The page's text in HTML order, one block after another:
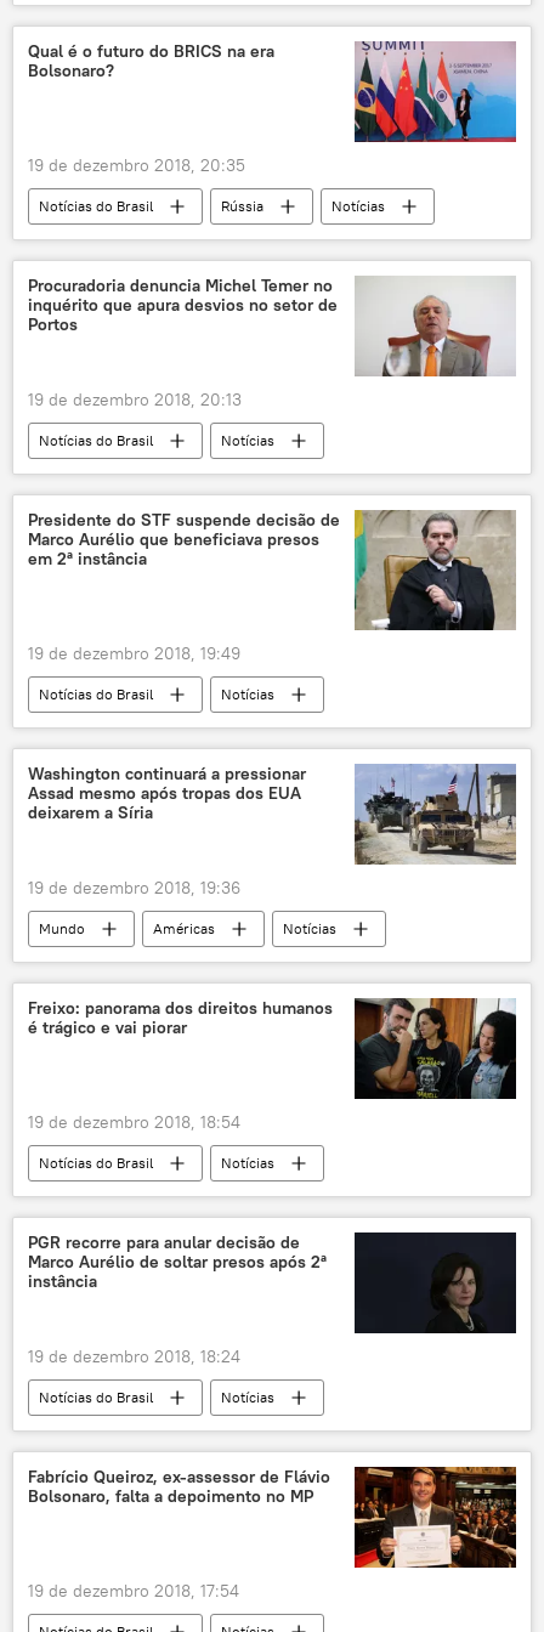
Jair Bolsonaro
Ricardo Salles
condenado
Qual é o futuro do BRICS na era
Bolsonaro?
19 de dezembro 2018, 20:35
Notícias do Brasil Rússia
Notícias
China
Jair Bolsonaro
relações
multilateralismo
EUA
Procuradoria denuncia Michel Temer no
inquérito que apura desvios no setor de
Portos
19 de dezembro 2018, 20:13
Notícias do Brasil
Notícias
Michel Temer
corrupção
denúncia
lavagem de dinheiro
Presidente do STF suspende decisão de
Marco Aurélio que beneficiava presos
em 2ª instância
19 de dezembro 2018, 19:49
Notícias do Brasil Notícias
Washington continuará a pressionar
Assad mesmo após tropas dos EUA
deixarem a Síria
19 de dezembro 2018, 19:36
Mundo Américas
Notícias
Síria
tropas EUA
Freixo: panorama dos direitos humanos
é trágico e vai piorar
19 de dezembro 2018, 18:54
Notícias do Brasil
Notícias
Rio de Janeiro
RJ
Marcelo Freixo
Marielle Franco
Jair Bolsonaro
Carlos Alberto Brilhante Ustra
PGR recorre para anular decisão de
Marco Aurélio de soltar presos após 2ª
instância
19 de dezembro 2018, 18:24
Notícias do Brasil
Notícias
Raquel Dodge
Luiz Inácio Lula da Silva
Marco Aurélio Mello
STF
Fabrício Queiroz, ex-assessor de Flávio
Bolsonaro, falta a depoimento no MP
19 de dezembro 2018, 17:54